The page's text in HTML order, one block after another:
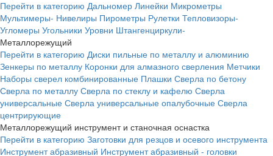
Перейти в категорию Дальномер Линейки Микрометры
Мультимеры- Нивелиры Пирометры Рулетки Тепловизоры-
Угломеры Угольники Уровни Штангенциркули-
Металлорежущий
Перейти в категорию Диски пильные по металлу и алюминию
Зенкеры по металлу Коронки для алмазного сверления Метчики
Наборы сверел комбинированные Плашки Сверла по бетону
Сверла по металлу Сверла по стеклу и кафелю Сверла
универсальные Сверла универсальные опалубочные Сверла
центрирующие
Металлорежущий инструмент и станочная оснастка
Перейти в категорию Заготовки для резцов и осевого инструмента
Инструмент абразивный Инструмент абразивный - головки